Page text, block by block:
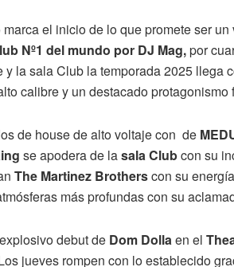
el inicio de lo que promete ser
Nº1 del mundo por DJ Mag,por
y la sala Club la temporada 2025 llega
calibre y un destacado protagonismo
de house de alto voltaje con de
se apodera de lasala Clubcon su
The Martinez Brotherscon su
más profundas con su
debut de Dom Dollaen el
jueves rompen con lo establecido